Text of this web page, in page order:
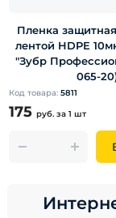
Пленка
лентой HDPE
"Зубр
065-
Код товара: 5811
175 руб. за 1 шт